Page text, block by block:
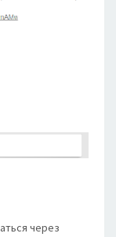
через